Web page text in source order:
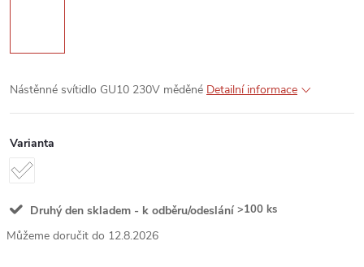
Nástěnné svítidlo GU10 230V měděné Detailní informace
Varianta
Druhý den skladem - k odběru/odeslání >100 ks
12.8.2026